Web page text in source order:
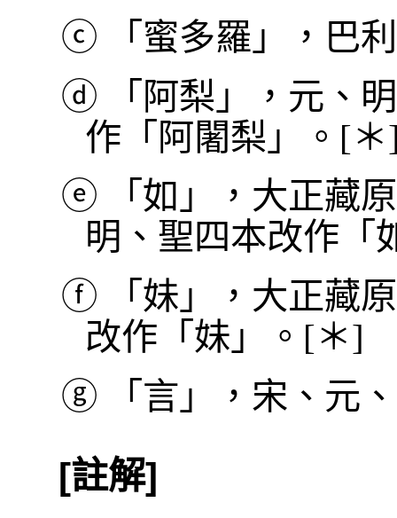
ⓒ
「蜜多羅」，巴
ⓓ
「阿梨」，元、
作「阿闍梨」。[
ⓔ
「如」，大正藏
明、聖四本改作「
ⓕ
「妹」，大正藏
改作「妹」。[＊]
ⓖ
「言」，宋、元
[註解]